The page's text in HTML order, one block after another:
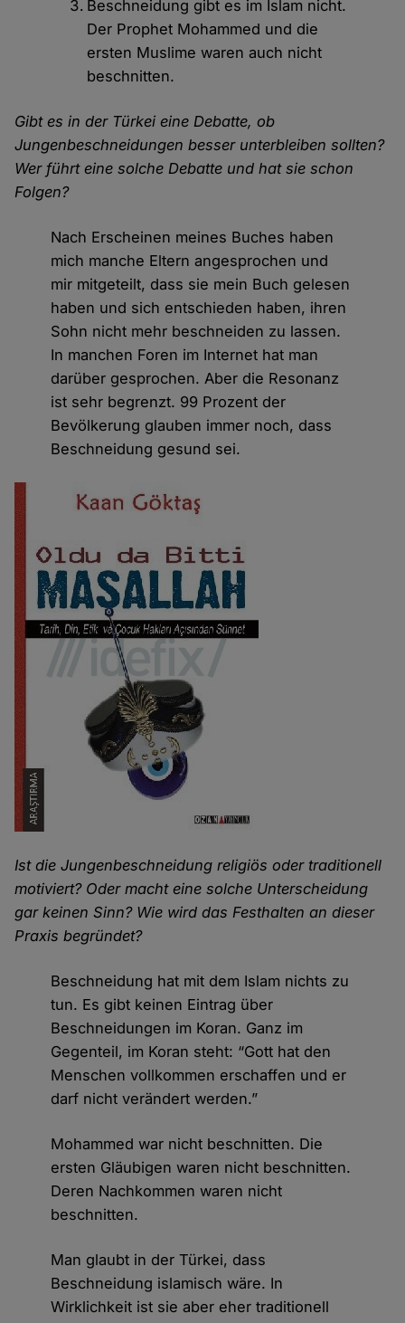
Beschneidung gibt es im Islam nicht.
Der Prophet Mohammed und die
ersten Muslime waren auch nicht
beschnitten.
Gibt es in der Türkei eine Debatte, ob
Jungenbeschneidungen besser unterbleiben sollten?
Wer führt eine solche Debatte und hat sie schon
Folgen?
Nach Erscheinen meines Buches haben
mich manche Eltern angesprochen und
mir mitgeteilt, dass sie mein Buch gelesen
haben und sich entschieden haben, ihren
Sohn nicht mehr beschneiden zu lassen.
In manchen Foren im Internet hat man
darüber gesprochen. Aber die Resonanz
ist sehr begrenzt. 99 Prozent der
Bevölkerung glauben immer noch, dass
Beschneidung gesund sei.
Ist die Jungenbeschneidung religiös oder traditionell
motiviert? Oder macht eine solche Unterscheidung
gar keinen Sinn? Wie wird das Festhalten an dieser
Praxis begründet?
Beschneidung hat mit dem Islam nichts zu
tun. Es gibt keinen Eintrag über
Beschneidungen im Koran. Ganz im
Gegenteil, im Koran steht: “Gott hat den
Menschen vollkommen erschaffen und er
darf nicht verändert werden.”
Mohammed war nicht beschnitten. Die
ersten Gläubigen waren nicht beschnitten.
Deren Nachkommen waren nicht
beschnitten.
Man glaubt in der Türkei, dass
Beschneidung islamisch wäre. In
Wirklichkeit ist sie aber eher traditionell